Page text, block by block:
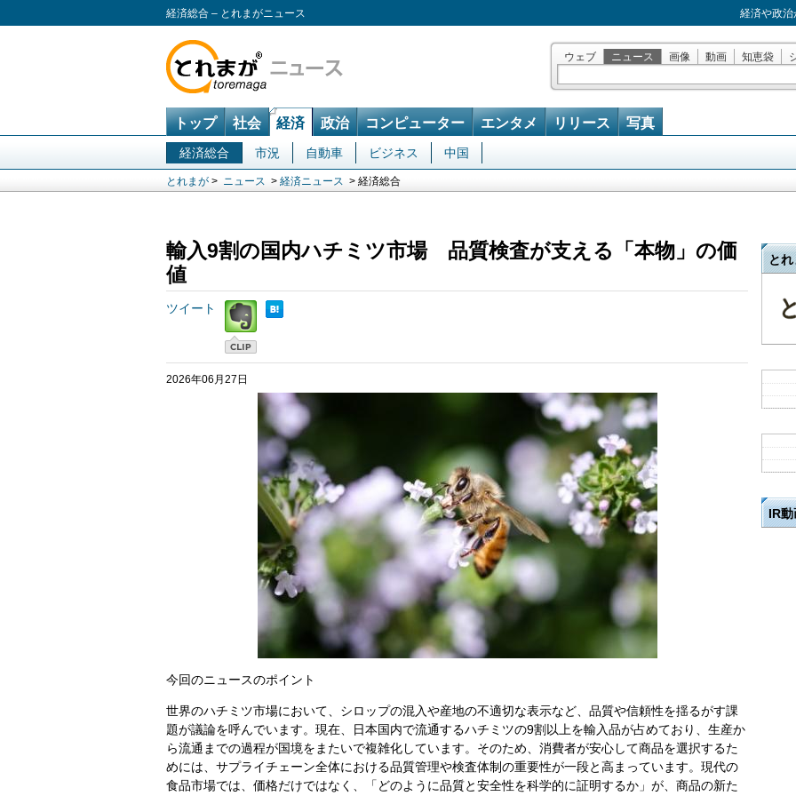
経済総合 – とれまがニュース 経済や政
ウェブ ニュース 画像 動画 知恵袋
トップ 社会 経済 政治 コンピューター エンタメ リリース 写真
経済総合 市況 自動車 ビジネス 中国
とれまが > ニュース > 経済ニュース > 経済総合
輸入9割の国内ハチミツ市場 品質検査が支える「本物」の価
値
ツイート
2026年06月27日
今回のニュースのポイント
世界のハチミツ市場において、シロップの混入や産地の不適切な表示など、品質や信頼性を揺るがす課
題が議論を呼んでいます。現在、日本国内で流通するハチミツの9割以上を輸入品が占めており、生産か
ら流通までの過程が国境をまたいで複雑化しています。そのため、消費者が安心して商品を選択するた
めには、サプライチェーン全体における品質管理や検査体制の重要性が一段と高まっています。現代の
食品市場では、価格だけではなく、「どのように品質と安全性を科学的に証明するか」が、商品の新た
とれ
IR動